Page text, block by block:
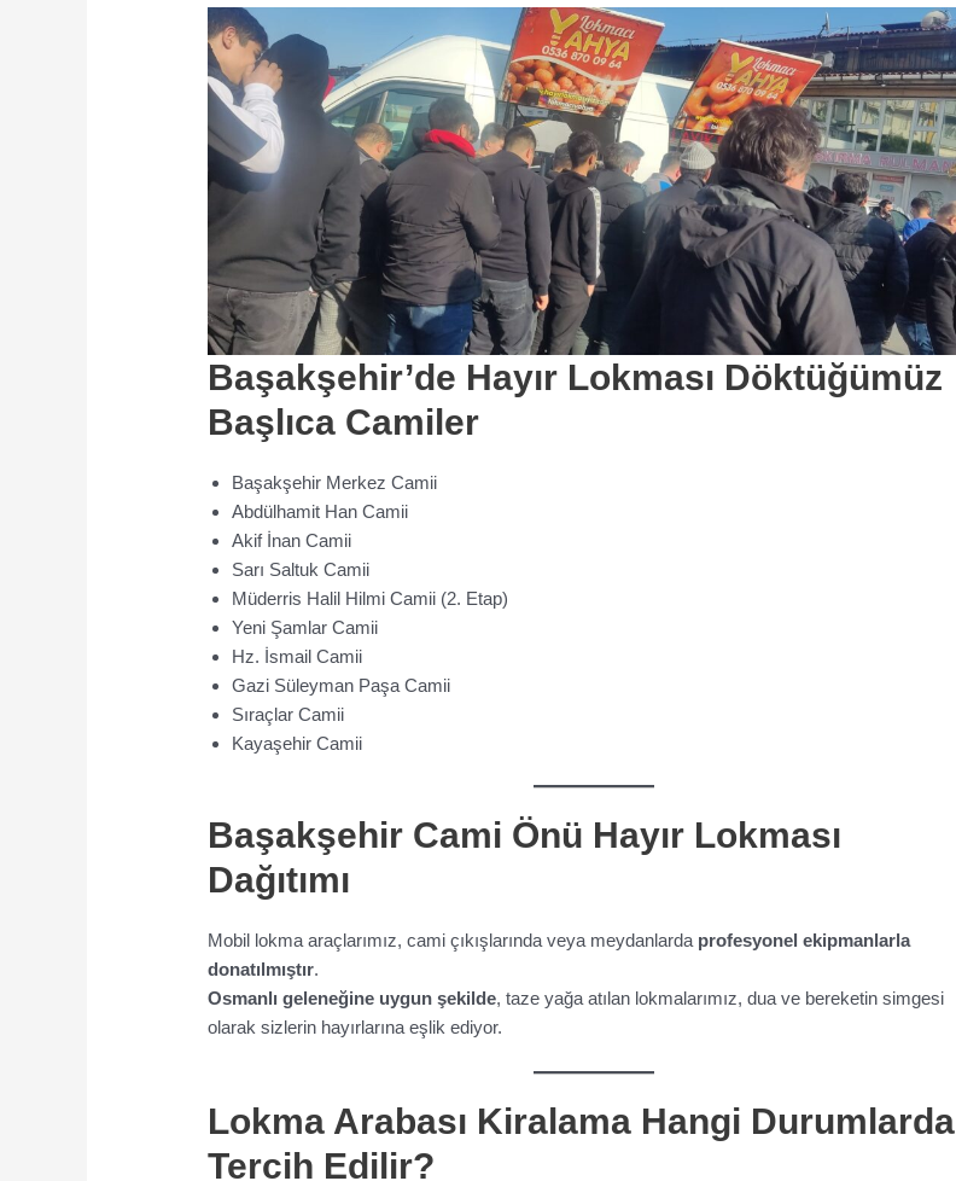
Başakşehir’de Hayır Lokması Döktüğümüz
Başlıca Camiler
Başakşehir Merkez Camii
Abdülhamit Han Camii
Akif İnan Camii
Sarı Saltuk Camii
Müderris Halil Hilmi Camii (2. Etap)
Yeni Şamlar Camii
Hz. İsmail Camii
Gazi Süleyman Paşa Camii
Sıraçlar Camii
Kayaşehir Camii
Başakşehir Cami Önü Hayır Lokması
Dağıtımı
Mobil lokma araçlarımız, cami çıkışlarında veya meydanlarda profesyonel ekipmanlarla
donatılmıştır.
Osmanlı geleneğine uygun şekilde, taze yağa atılan lokmalarımız, dua ve bereketin simgesi
olarak sizlerin hayırlarına eşlik ediyor.
Lokma Arabası Kiralama Hangi Durumlarda
Tercih Edilir?